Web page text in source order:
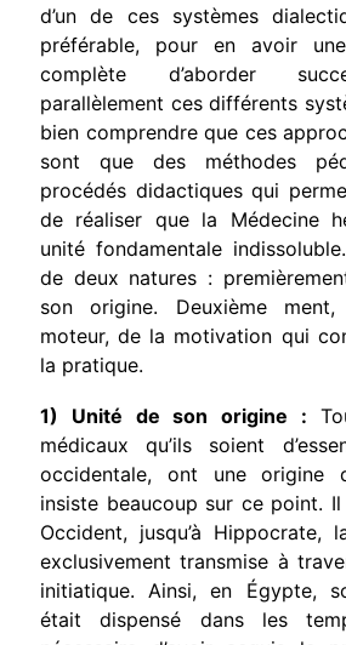
d’un de ces systèmes
préférable, pour en avoir
complète d’aborder
parallèlement ces différents
bien comprendre que ces
sont que des méthodes
procédés didactiques qui
de réaliser que la Médecine
unité fondamentale
de deux natures :
son origine. Deuxième ment,
moteur, de la motivation qui
la pratique.
1) Unité de son origine :
médicaux qu’ils soient
occidentale, ont une origine
insiste beaucoup sur ce point. Il
Occident, jusqu’à Hippocrate,
exclusivement transmise à
initiatique. Ainsi, en Égypte,
était dispensé dans les